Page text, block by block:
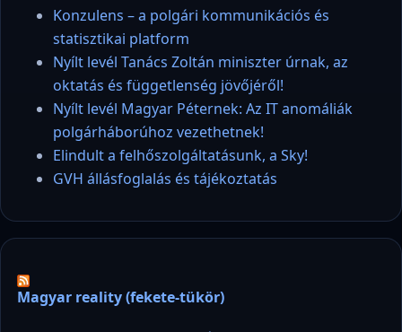
Konzulens – a polgári kommunikációs és
statisztikai platform
Nyílt levél Tanács Zoltán miniszter úrnak, az
oktatás és függetlenség jövőjéről!
Nyílt levél Magyar Péternek: Az IT anomáliák
polgárháborúhoz vezethetnek!
Elindult a felhőszolgáltatásunk, a Sky!
GVH állásfoglalás és tájékoztatás
Magyar reality (fekete-tükör)